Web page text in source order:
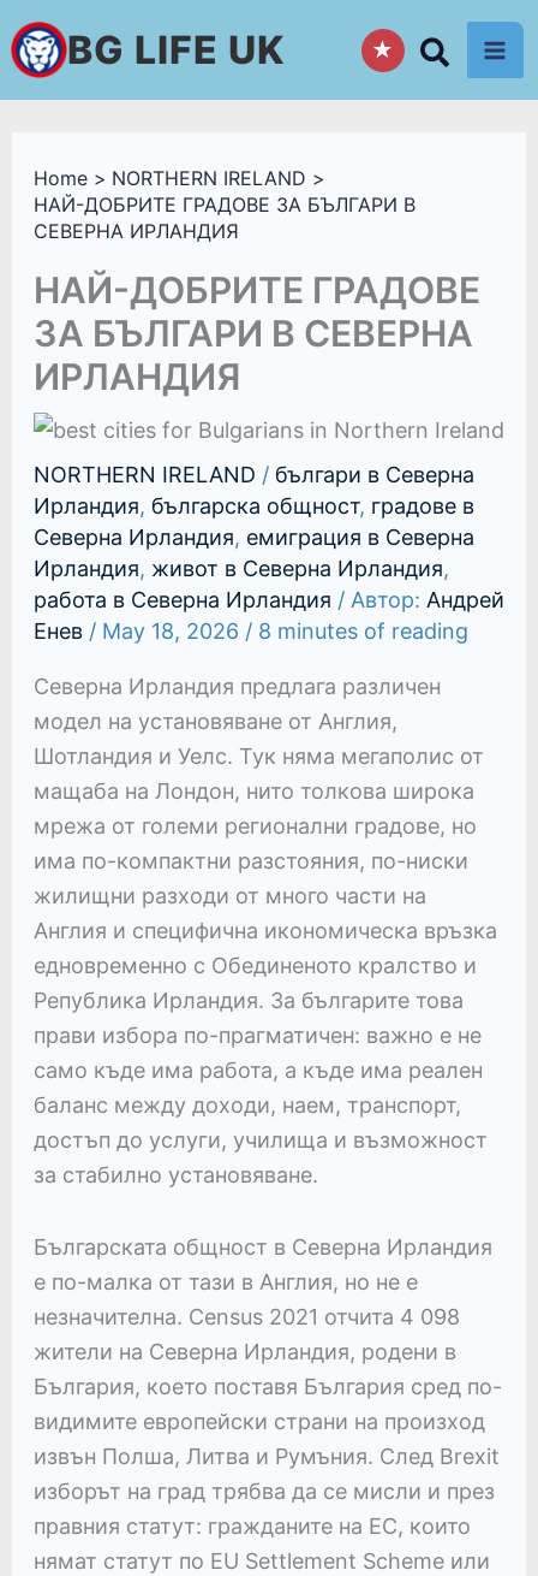
Skip
to
content
BG LIFE UK ★
Home
NORTHERN IRELAND
НАЙ-ДОБРИТЕ ГРАДОВЕ ЗА БЪЛГАРИ В
СЕВЕРНА ИРЛАНДИЯ
НАЙ-ДОБРИТЕ ГРАДОВЕ
ЗА БЪЛГАРИ В СЕВЕРНА
ИРЛАНДИЯ
NORTHERN IRELAND / българи в Северна
Ирландия, българска общност, градове в
Северна Ирландия, емиграция в Северна
Ирландия, живот в Северна Ирландия,
работа в Северна Ирландия / Автор: Андрей
Енев / May 18, 2026 / 8 minutes of reading
Северна Ирландия предлага различен
модел на установяване от Англия,
Шотландия и Уелс. Тук няма мегаполис от
мащаба на Лондон, нито толкова широка
мрежа от големи регионални градове, но
има по-компактни разстояния, по-ниски
жилищни разходи от много части на
Англия и специфична икономическа връзка
едновременно с Обединеното кралство и
Република Ирландия. За българите това
прави избора по-прагматичен: важно е не
само къде има работа, а къде има реален
баланс между доходи, наем, транспорт,
достъп до услуги, училища и възможност
за стабилно установяване.
Българската общност в Северна Ирландия
е по-малка от тази в Англия, но не е
незначителна. Census 2021 отчита 4 098
жители на Северна Ирландия, родени в
България, което поставя България сред по-
видимите европейски страни на произход
извън Полша, Литва и Румъния. След Brexit
изборът на град трябва да се мисли и през
правния статут: гражданите на ЕС, които
нямат статут по EU Settlement Scheme или